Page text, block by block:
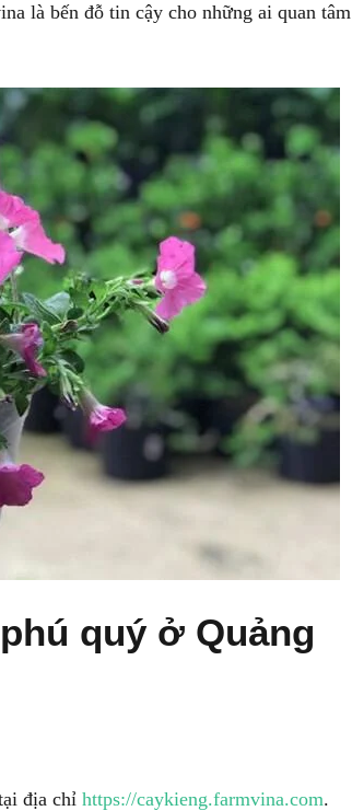
là bến đỗ tin cậy cho những ai quan tâm
quý ở Quảng
địa chỉ https://caykieng.farmvina.com.